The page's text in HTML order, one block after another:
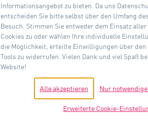
Auer Lighting GmbH
Hildesheimer Straße 35
37581 Bad Gandersheim
Telefon: +49(0) 5382 701 · 0
Informationsangebot zu bieten. Da uns
entscheiden Sie bitte selbst über den Umfang
Besuch. Stimmen Sie entweder dem Einsatz
Cookies zu oder wählen Ihre individuelle
die Möglichkeit, erteilte Einwilligungen über den
Tools zu widerrufen. Vielen Dank und viel Spaß
Website!
Alle akzeptieren Nur
Erweiterte Cookie-